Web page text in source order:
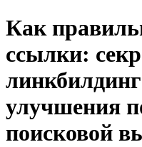
Как
ссылки:
улучшения
поисковой